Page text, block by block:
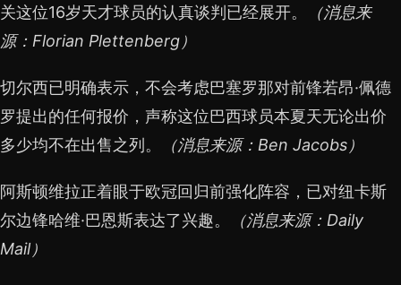
关这位16岁天才球员的认真谈判已经展开。
（消息来
源：Florian Plettenberg）
切尔西已明确表示，不会考虑巴塞罗那对前锋若昂·佩德
罗提出的任何报价，声称这位巴西球员本夏天无论出价
多少均不在出售之列。
（消息来源：Ben Jacobs）
阿斯顿维拉正着眼于欧冠回归前强化阵容，已对纽卡斯
尔边锋哈维·巴恩斯表达了兴趣。
（消息来源：Daily
Mail）